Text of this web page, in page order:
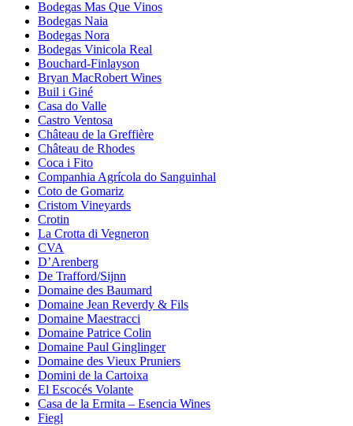
Bodegas Mas Que Vinos
Bodegas Naia
Bodegas Nora
Bodegas Vinicola Real
Bouchard-Finlayson
Bryan MacRobert Wines
Buil i Giné
Casa do Valle
Castro Ventosa
Château de la Greffière
Château de Rhodes
Coca i Fito
Companhia Agrícola do Sanguinhal
Coto de Gomariz
Cristom Vineyards
Crotin
La Crotta di Vegneron
CVA
D’Arenberg
De Trafford/Sijnn
Domaine des Baumard
Domaine Jean Reverdy & Fils
Domaine Maestracci
Domaine Patrice Colin
Domaine Paul Ginglinger
Domaine des Vieux Pruniers
Domini de la Cartoixa
El Escocés Volante
Casa de la Ermita – Esencia Wines
Fiegl